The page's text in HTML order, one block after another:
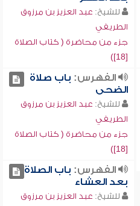
للشيخ: عبد العزيز بن مرزوق
الطريفي
جزء من محاضرة ( كتاب الصلاة
[18])
الفهرس: باب صلاة
الضحى
للشيخ: عبد العزيز بن مرزوق
الطريفي
جزء من محاضرة ( كتاب الصلاة
[18])
الفهرس: باب الصلاة
بعد العشاء
للشيخ: عبد العزيز بن مرزوق